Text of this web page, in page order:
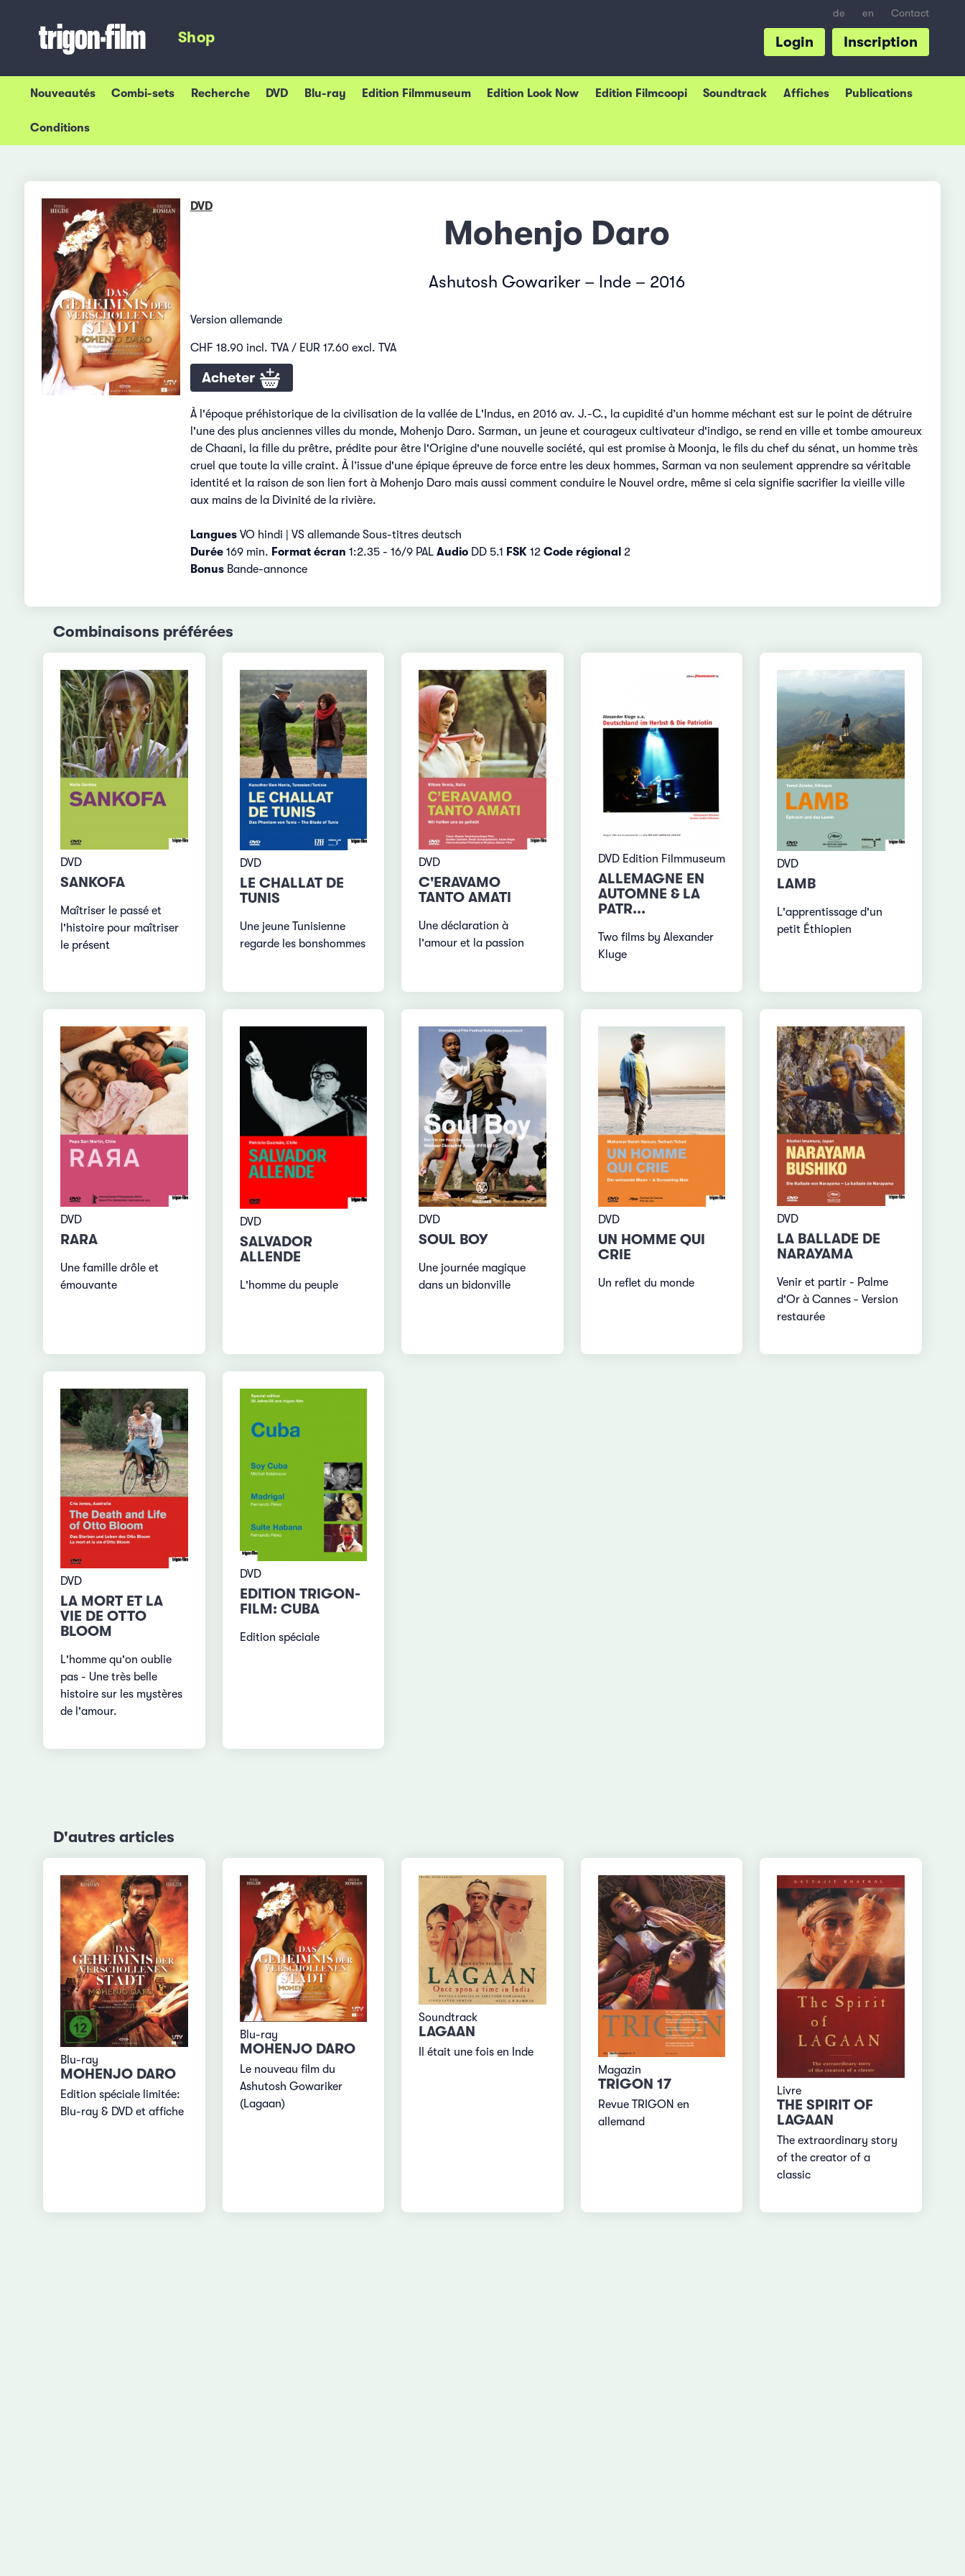
de en Contact
Shop Inscription
Login
Nouveautés Combi-sets Recherche DVD Blu-ray Edition Filmmuseum Edition Look Now Edition Filmcoopi Soundtrack Affiches Publications
Conditions
DVD
Mohenjo Daro
Ashutosh Gowariker – Inde – 2016
Version allemande
CHF 18.90 incl. TVA / EUR 17.60 excl. TVA
Acheter
À l'époque préhistorique de la civilisation de la vallée de L'Indus, en 2016 av. J.-C., la cupidité d’un homme méchant est sur le point de détruire
l'une des plus anciennes villes du monde, Mohenjo Daro. Sarman, un jeune et courageux cultivateur d'indigo, se rend en ville et tombe amoureux
de Chaani, la fille du prêtre, prédite pour être l'Origine d'une nouvelle société, qui est promise à Moonja, le fils du chef du sénat, un homme très
cruel que toute la ville craint. À l’issue d'une épique épreuve de force entre les deux hommes, Sarman va non seulement apprendre sa véritable
identité et la raison de son lien fort à Mohenjo Daro mais aussi comment conduire le Nouvel ordre, même si cela signifie sacrifier la vieille ville
aux mains de la Divinité de la rivière.
LanguesVO hindi | VS allemande Sous-titres deutsch
Durée169 min. Format écran 1:2.35 - 16/9 PAL AudioDD 5.1 FSK12 Code régional 2
BonusBande-annonce
Combinaisons préférées
DVD
SANKOFA
Maîtriser le passé et
l'histoire pour maîtriser
le présent
DVD
LE CHALLAT DE
TUNIS
Une jeune Tunisienne
regarde les bonshommes
DVD
C'ERAVAMO
TANTO AMATI
Une déclaration à
l'amour et la passion
DVD Edition Filmmuseum
ALLEMAGNE EN
AUTOMNE & LA
PATR...
Two films by Alexander
Kluge
DVD
LAMB
L'apprentissage d'un
petit Éthiopien
DVD
RARA
Une famille drôle et
émouvante
DVD
SALVADOR
ALLENDE
L'homme du peuple
DVD
SOUL BOY
Une journée magique
dans un bidonville
DVD
UN HOMME QUI
CRIE
Un reflet du monde
DVD
LA BALLADE DE
NARAYAMA
Venir et partir - Palme
d'Or à Cannes - Version
restaurée
DVD
LA MORT ET LA
VIE DE OTTO
BLOOM
L'homme qu'on oublie
pas - Une très belle
histoire sur les mystères
de l'amour.
DVD
EDITION TRIGON-
FILM: CUBA
Edition spéciale
D'autres articles
Blu-ray
MOHENJO DARO
Edition spéciale limitée:
Blu-ray & DVD et affiche
Blu-ray
MOHENJO DARO
Le nouveau film du
Ashutosh Gowariker
(Lagaan)
Soundtrack
LAGAAN
Il était une fois en Inde
Magazin
TRIGON 17
Revue TRIGON en
allemand
Livre
THE SPIRIT OF
LAGAAN
The extraordinary story
of the creator of a
classic